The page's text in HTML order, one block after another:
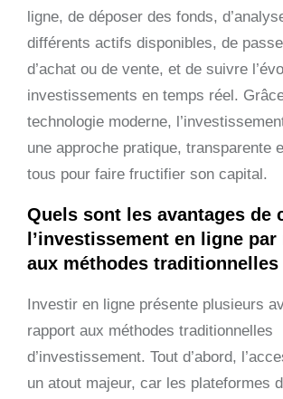
ligne, de déposer des fonds,
différents actifs disponibles, de
d’achat ou de vente, et de suivre
investissements en temps réel.
technologie moderne,
une approche pratique, transparente
tous pour faire fructifier son capital.
Quels sont les avantages de
l’investissement en ligne
aux méthodes traditionnelles
Investir en ligne présente plusieurs
rapport aux méthodes traditionnelles
d’investissement. Tout d’abord,
un atout majeur, car les plateformes